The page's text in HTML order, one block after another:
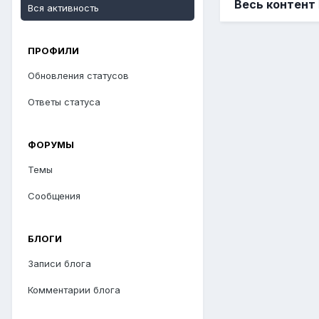
Вся активность
ПРОФИЛИ
Обновления статусов
Ответы статуса
ФОРУМЫ
Темы
Сообщения
БЛОГИ
Записи блога
Комментарии блога
Весь контент